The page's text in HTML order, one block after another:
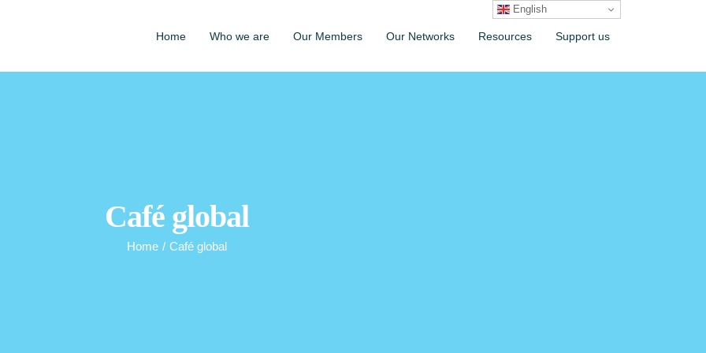
Home Who we are Our Members Our Networks Resources Support us
Café global
Home / Café global
English